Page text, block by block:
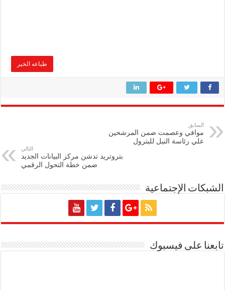
طباعه الخبر
السابق
موافي وعصمت ضمن المرشحين
علي رئاسة النيل للبترول
التالي
بتروتريد تدشن مركز البيانات الجديد
ضمن خطة التحول الرقمي
الشبكات الإجتماعية
تابعنا على فيسبوك